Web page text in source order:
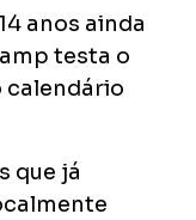
anos ainda
testa o
calendário
que já